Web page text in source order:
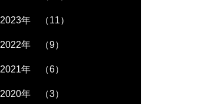
2023年 （11）
2022年 （9）
2021年 （6）
2020年 （3）